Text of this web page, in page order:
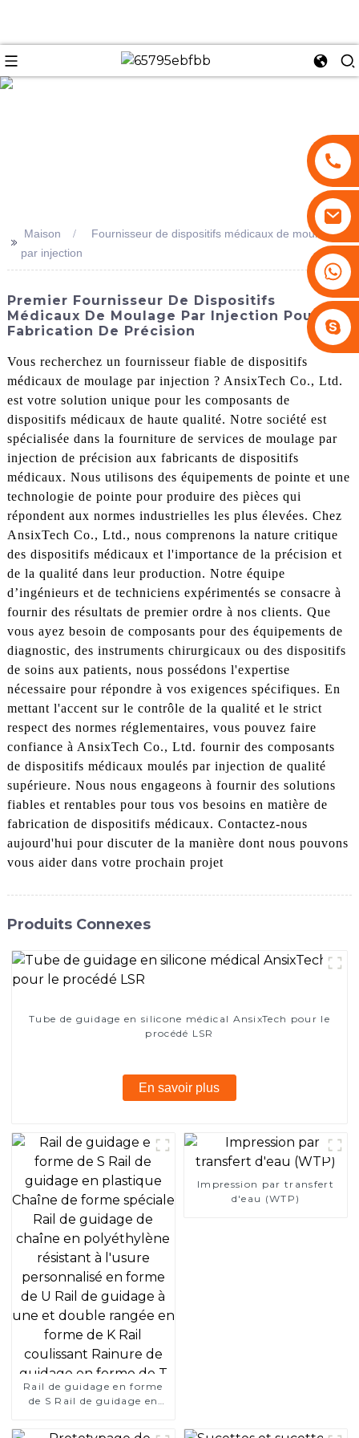
+86 13530645990
Stephenhuang2010
>>
Maison
Fournisseur de dispositifs médicaux de moulage
par injection
Premier Fournisseur De Dispositifs
Médicaux De Moulage Par Injection Pour La
Fabrication De Précision
Vous recherchez un fournisseur fiable de dispositifs
médicaux de moulage par injection ? AnsixTech Co., Ltd.
est votre solution unique pour les composants de
dispositifs médicaux de haute qualité. Notre société est
spécialisée dans la fourniture de services de moulage par
injection de précision aux fabricants de dispositifs
médicaux. Nous utilisons des équipements de pointe et une
technologie de pointe pour produire des pièces qui
répondent aux normes industrielles les plus élevées. Chez
AnsixTech Co., Ltd., nous comprenons la nature critique
des dispositifs médicaux et l'importance de la précision et
de la qualité dans leur production. Notre équipe
d’ingénieurs et de techniciens expérimentés se consacre à
fournir des résultats de premier ordre à nos clients. Que
vous ayez besoin de composants pour des équipements de
diagnostic, des instruments chirurgicaux ou des dispositifs
de soins aux patients, nous possédons l'expertise
nécessaire pour répondre à vos exigences spécifiques. En
mettant l'accent sur le contrôle de la qualité et le strict
respect des normes réglementaires, vous pouvez faire
confiance à AnsixTech Co., Ltd. fournir des composants
de dispositifs médicaux moulés par injection de qualité
supérieure. Nous nous engageons à fournir des solutions
fiables et rentables pour tous vos besoins en matière de
fabrication de dispositifs médicaux. Contactez-nous
aujourd'hui pour discuter de la manière dont nous pouvons
vous aider dans votre prochain projet
Produits Connexes
Tube de guidage en silicone médical AnsixTech pour le
procédé LSR
En savoir plus
Rail de guidage en forme
de S Rail de guidage en
spéciale Rail de guidage de
Impression par transfert
d'eau (WTP)